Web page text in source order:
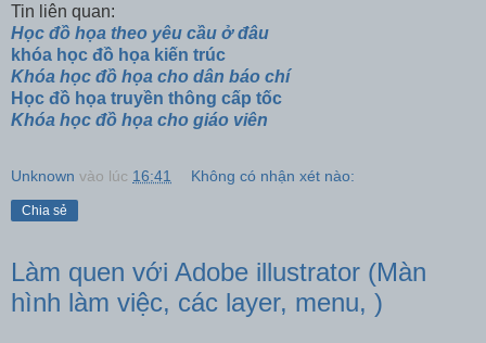
Tin liên quan:
Học đồ họa theo yêu cầu ở đâu
khóa học đồ họa kiến trúc
Khóa học đồ họa cho dân báo chí
Học đồ họa truyền thông cấp tốc
Khóa học đồ họa cho giáo viên
Unknown vào lúc 16:41 Không có nhận xét nào:
Chia sẻ
Làm quen với Adobe illustrator (Màn
hình làm việc, các layer, menu, )